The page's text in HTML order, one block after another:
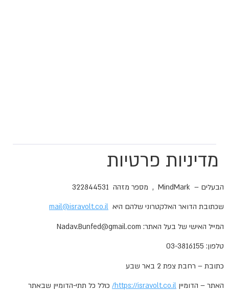
מדיניות פרטיות
הבעלים – MindMark , מספר מזהה 322844531
שכתובת הדואר האלקטרוני שלהם היא mail@isravolt.co.il
המייל האישי של בעל האתר: Nadav.Bunfed@gmail.com
טלפון: 03-3816155
כתובת – רחבת צפת 2 באר שבע
האתר – הדומיין https://isravolt.co.il/ כולל כל תתי-הדומיין שבאתר